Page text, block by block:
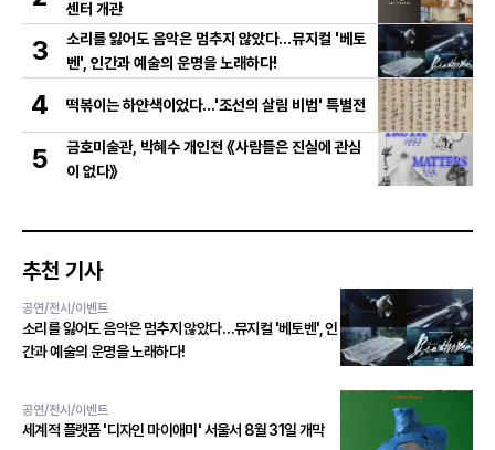
센터 개관
3
소리를 잃어도 음악은 멈추지 않았다…뮤지컬 '베토
벤', 인간과 예술의 운명을 노래하다!
4 떡볶이는 하얀색이었다...'조선의 살림 비법' 특별전
5
금호미술관, 박혜수 개인전 《사람들은 진실에 관심
이 없다》
추천 기사
공연/전시/이벤트
소리를 잃어도 음악은 멈추지 않았다…뮤지컬 '베토벤', 인
간과 예술의 운명을 노래하다!
공연/전시/이벤트
세계적 플랫폼 '디자인 마이애미' 서울서 8월 31일 개막